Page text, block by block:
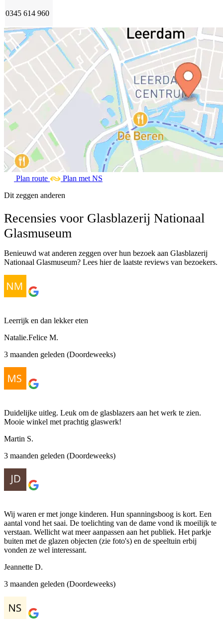
0345 614 960
Plan route
Plan met NS
Dit zeggen anderen
Recensies voor Glasblazerij Nationaal
Glasmuseum
Benieuwd wat anderen zeggen over hun bezoek aan Glasblazerij
Nationaal Glasmuseum? Lees hier de laatste reviews van bezoekers.
Leerrijk en dan lekker eten
Natalie.Felice M.
3 maanden geleden (Doordeweeks)
Duidelijke uitleg. Leuk om de glasblazers aan het werk te zien.
Mooie winkel met prachtig glaswerk!
Martin S.
3 maanden geleden (Doordeweeks)
Wij waren er met jonge kinderen. Hun spanningsboog is kort. Een
aantal vond het saai. De toelichting van de dame vond ik moeilijk te
verstaan. Wellicht wat meer aanpassen aan het publiek. Het parkje
buiten met de glazen objecten (zie foto's) en de speeltuin erbij
vonden ze wel interessant.
Jeannette D.
3 maanden geleden (Doordeweeks)